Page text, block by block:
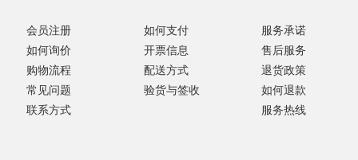
会员注册
如何询价
购物流程
常见问题
联系方式
如何支付
开票信息
配送方式
验货与签收
服务承诺
售后服务
退货政策
如何退款
服务热线